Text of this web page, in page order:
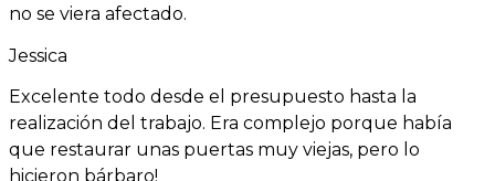
no se viera afectado.
Jessica
Excelente todo desde el presupuesto hasta la
realización del trabajo. Era complejo porque había
que restaurar unas puertas muy viejas, pero lo
hicieron bárbaro!